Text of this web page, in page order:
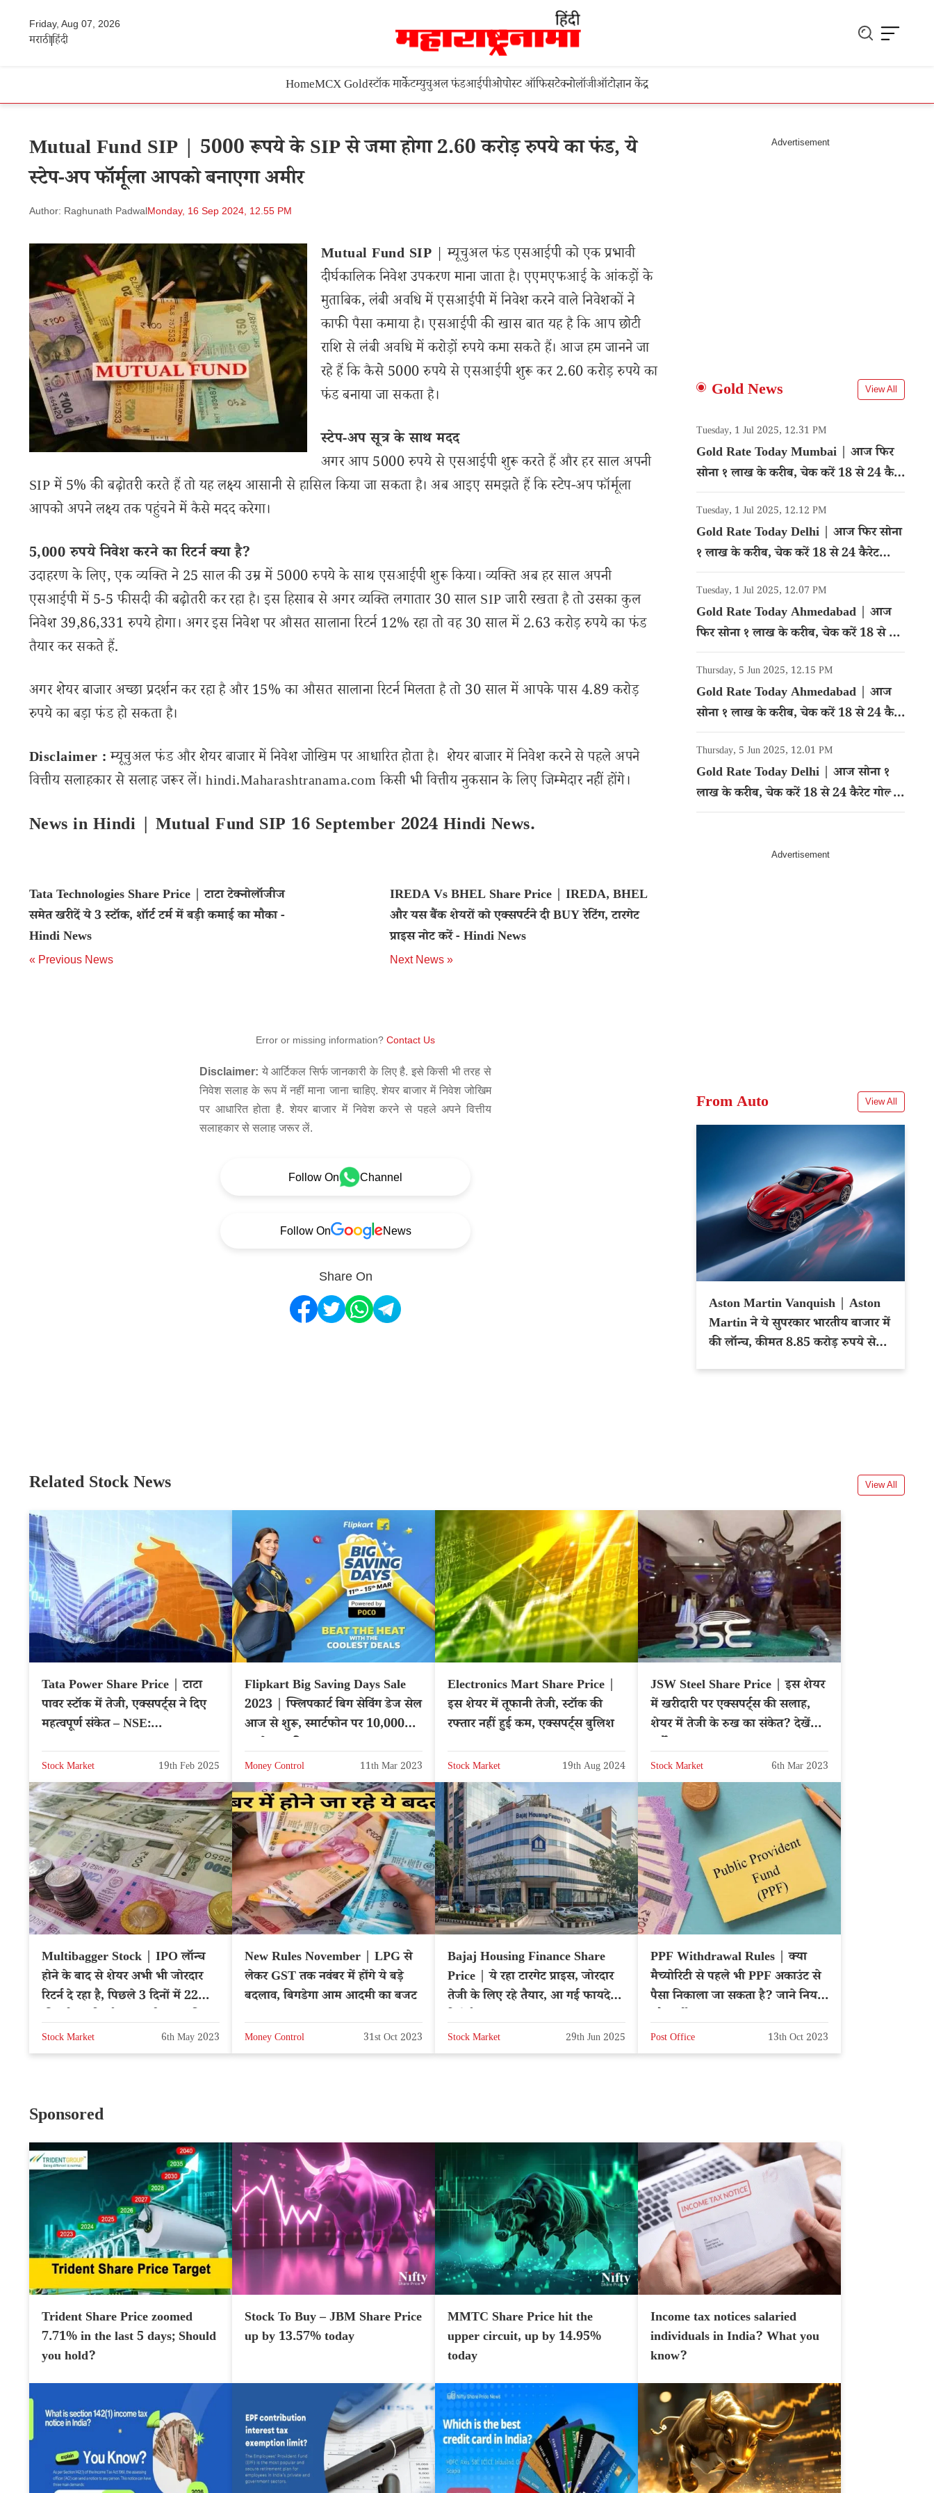
Friday, Aug 07, 2026
मराठीहिंदी
HomeMCX Goldस्टॉक मार्केटम्युचुअल फंडआईपीओपोस्ट ऑफिसटेक्नोलॉजीऑटोज्ञान केंद्र
Mutual Fund SIP | 5000 रूपये के SIP से जमा होगा 2.60 करोड़ रुपये का फंड, ये
स्टेप-अप फॉर्मूला आपको बनाएगा अमीर
Author: Raghunath PadwalMonday, 16 Sep 2024, 12.55 PM
Mutual Fund SIP | म्यूचुअल फंड एसआईपी को एक प्रभावी
दीर्घकालिक निवेश उपकरण माना जाता है। एएमएफआई के आंकड़ों के
मुताबिक, लंबी अवधि में एसआईपी में निवेश करने वाले निवेशकों ने
काफी पैसा कमाया है। एसआईपी की खास बात यह है कि आप छोटी
राशि से लंबी अवधि में करोड़ों रुपये कमा सकते हैं। आज हम जानने जा
रहे हैं कि कैसे 5000 रुपये से एसआईपी शुरू कर 2.60 करोड़ रुपये का
फंड बनाया जा सकता है।
स्टेप-अप सूत्र के साथ मदद
अगर आप 5000 रुपये से एसआईपी शुरू करते हैं और हर साल अपनी
SIP में 5% की बढ़ोतरी करते हैं तो यह लक्ष्य आसानी से हासिल किया जा सकता है। अब आइए समझते हैं कि स्टेप-अप फॉर्मूला
आपको अपने लक्ष्य तक पहुंचने में कैसे मदद करेगा।
5,000 रुपये निवेश करने का रिटर्न क्या है?
उदाहरण के लिए, एक व्यक्ति ने 25 साल की उम्र में 5000 रुपये के साथ एसआईपी शुरू किया। व्यक्ति अब हर साल अपनी
एसआईपी में 5-5 फीसदी की बढ़ोतरी कर रहा है। इस हिसाब से अगर व्यक्ति लगातार 30 साल SIP जारी रखता है तो उसका कुल
निवेश 39,86,331 रुपये होगा। अगर इस निवेश पर औसत सालाना रिटर्न 12% रहा तो वह 30 साल में 2.63 करोड़ रुपये का फंड
तैयार कर सकते हैं.
अगर शेयर बाजार अच्छा प्रदर्शन कर रहा है और 15% का औसत सालाना रिटर्न मिलता है तो 30 साल में आपके पास 4.89 करोड़
रुपये का बड़ा फंड हो सकता है।
Disclaimer :म्यूचुअल फंड और शेयर बाजार में निवेश जोखिम पर आधारित होता है। शेयर बाजार में निवेश करने से पहले अपने
वित्तीय सलाहकार से सलाह जरूर लें। hindi.Maharashtranama.com किसी भी वित्तीय नुकसान के लिए जिम्मेदार नहीं होंगे।
News in Hindi | Mutual Fund SIP 16 September 2024 Hindi News.
Tata Technologies Share Price | टाटा टेक्नोलॉजीज
समेत खरीदें ये 3 स्टॉक, शॉर्ट टर्म में बड़ी कमाई का मौका -
Hindi News
« Previous News
IREDA Vs BHEL Share Price | IREDA, BHEL
और यस बैंक शेयरों को एक्सपर्टने दी BUY रेटिंग, टारगेट
प्राइस नोट करें - Hindi News
Next News »
Error or missing information? Contact Us
Disclaimer: ये आर्टिकल सिर्फ जानकारी के लिए है. इसे किसी भी तरह से
निवेश सलाह के रूप में नहीं माना जाना चाहिए. शेयर बाजार में निवेश जोखिम
पर आधारित होता है. शेयर बाजार में निवेश करने से पहले अपने वित्तीय
सलाहकार से सलाह जरूर लें.
Follow On Channel
Follow On News
Share On
Gold News View All
Tuesday, 1 Jul 2025, 12.31 PM
Gold Rate Today Mumbai | आज फिर
सोना १ लाख के करीब, चेक करें 18 से 24 कैरेट
गोल्ड का रेट
Tuesday, 1 Jul 2025, 12.12 PM
Gold Rate Today Delhi | आज फिर सोना
१ लाख के करीब, चेक करें 18 से 24 कैरेट
गोल्ड का रेट
Tuesday, 1 Jul 2025, 12.07 PM
Gold Rate Today Ahmedabad | आज
फिर सोना १ लाख के करीब, चेक करें 18 से 24
कैरेट गोल्ड का रेट
Thursday, 5 Jun 2025, 12.15 PM
Gold Rate Today Ahmedabad | आज
सोना १ लाख के करीब, चेक करें 18 से 24 कैरेट
गोल्ड का रेट
Thursday, 5 Jun 2025, 12.01 PM
Gold Rate Today Delhi | आज सोना १
लाख के करीब, चेक करें 18 से 24 कैरेट गोल्ड
का रेट
From Auto View All
Aston Martin Vanquish | Aston
Martin ने ये सुपरकार भारतीय बाजार में
की लॉन्च, कीमत 8.85 करोड़ रुपये से
Related Stock News View All
Tata Power Share Price | टाटा
पावर स्टॉक में तेजी, एक्सपर्ट्स ने दिए
महत्वपूर्ण संकेत – NSE:
Stock Market 19th Feb 2025
Flipkart Big Saving Days Sale
2023 | फ्लिपकार्ट बिग सेविंग डेज सेल
आज से शुरू, स्मार्टफोन पर 10,000
Money Control 11th Mar 2023
Electronics Mart Share Price |
इस शेयर में तूफानी तेजी, स्टॉक की
रफ्तार नहीं हुई कम, एक्सपर्ट्स बुलिश
Stock Market 19th Aug 2024
JSW Steel Share Price | इस शेयर
में खरीदारी पर एक्सपर्ट्स की सलाह,
शेयर में तेजी के रुख का संकेत? देखें
Stock Market 6th Mar 2023
Multibagger Stock | IPO लॉन्च
होने के बाद से शेयर अभी भी जोरदार
रिटर्न दे रहा है, पिछले 3 दिनों में 22
Stock Market 6th May 2023
New Rules November | LPG से
लेकर GST तक नवंबर में होंगे ये बड़े
बदलाव, बिगडेगा आम आदमी का बजट
Money Control 31st Oct 2023
Bajaj Housing Finance Share
Price | ये रहा टारगेट प्राइस, जोरदार
तेजी के लिए रहे तैयार, आ गई फायदेमंद
Stock Market 29th Jun 2025
PPF Withdrawal Rules | क्या
मैच्योरिटी से पहले भी PPF अकाउंट से
पैसा निकाला जा सकता है? जाने नियम
Post Office 13th Oct 2023
Sponsored
Trident Share Price zoomed
7.71% in the last 5 days; Should
you hold?
Stock To Buy – JBM Share Price
up by 13.57% today
MMTC Share Price hit the
upper circuit, up by 14.95%
today
Income tax notices salaried
individuals in India? What you
know?